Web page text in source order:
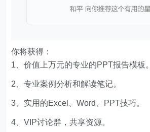
你将获得：
1、价值上万元的专业的PPT报告模板。
2、专业案例分析和解读笔记。
3、实用的Excel、Word、PPT技巧。
4、VIP讨论群，共享资源。